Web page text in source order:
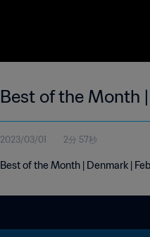
Best of the Month
2023/03/01 2分 57秒
Best of the Month | Denmark |